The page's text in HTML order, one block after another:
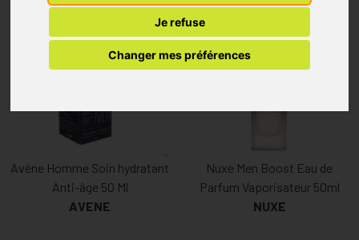
Je refuse
Changer mes préférences
Avène Homme Soin hydratant
Anti-âge 50 Ml
AVENE
Nuxe Men Boost Eau de
Parfum Vaporisateur 50ml
NUXE